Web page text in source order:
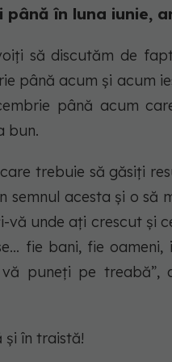
în luna iunie,
să discutăm de
până acum și acum
până acum
bun.
trebuie să găsiți
semnul acesta și o să
vă unde ați crescut și
fie bani, fie
puneți pe treabă”,
în traistă!